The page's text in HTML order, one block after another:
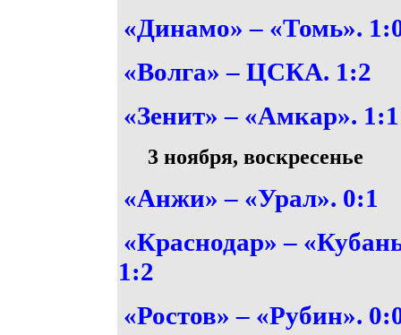
«Динамо» – «Томь».
«Волга» – ЦСКА. 1:2
«Зенит» – «Амкар». 1:1
3 ноября, воскресенье
«Анжи» – «Урал». 0:1
«Краснодар» –
1:2
«Ростов» – «Рубин».